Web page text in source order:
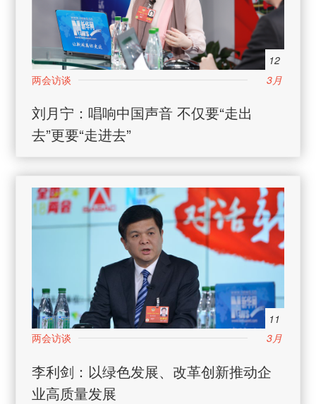
12
日
3月
刘月宁：唱响中国声音 不仅要“走出
去”更要“走进去”
11
日
3月
李利剑：以绿色发展、改革创新推动企
业高质量发展